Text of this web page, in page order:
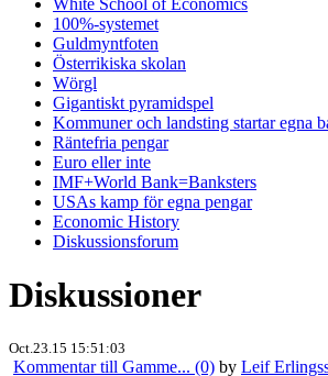
100%-systemet
Guldmyntfoten
Österrikiska skolan
Wörgl
Gigantiskt pyramidspel
Kommuner och landsting startar egna
Räntefria pengar
Euro eller inte
IMF+World Bank=Banksters
USAs kamp för egna pengar
Economic History
Diskussionsforum
Diskussioner
Oct.23.15 15:51:03
Kommentar till Gamme... (0) by Leif